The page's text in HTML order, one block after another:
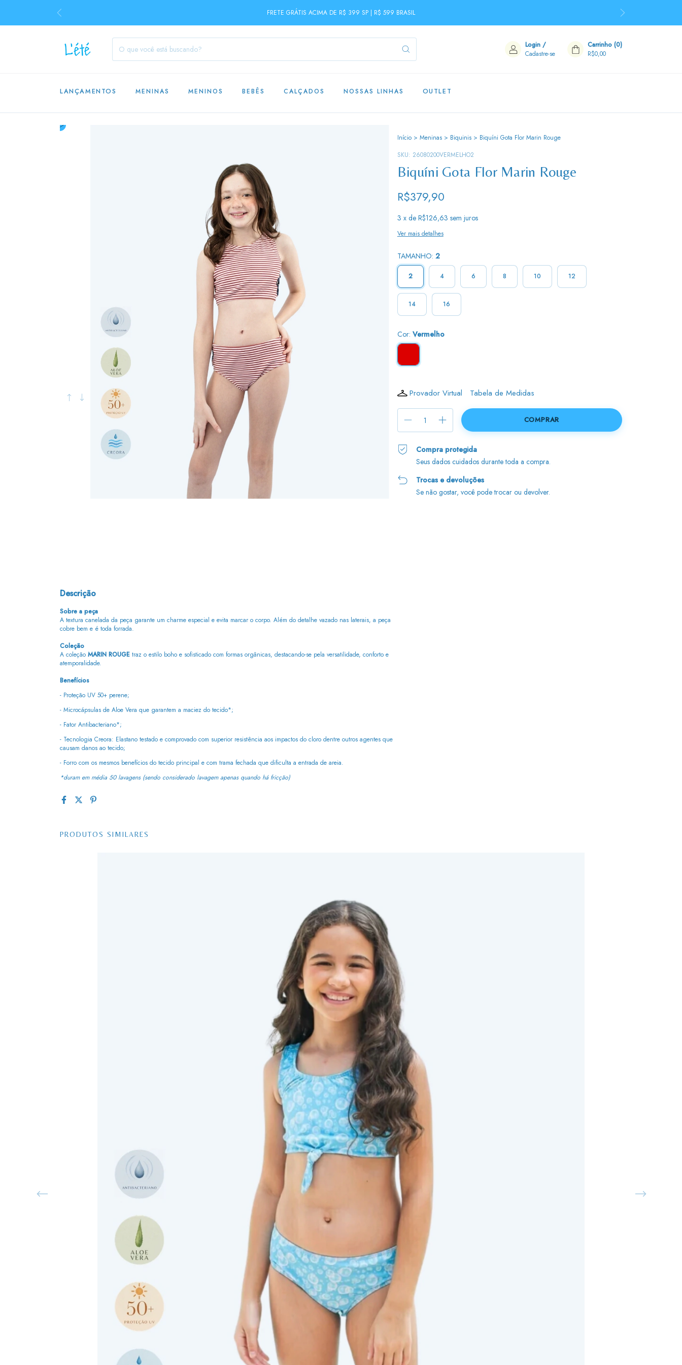
FRETE GRÁTIS ACIMA DE R$ 399 SP | R$ 599 BRASIL
Login /
Cadastre-se
Carrinho (0)
R$0,00
LANÇAMENTOS MENINAS MENINOS BEBÊS CALÇADOS NOSSAS LINHAS OUTLET
Início > Meninas > Biquinis > Biquíni Gota Flor Marin Rouge
SKU: 26080200VERMELHO2
Biquíni Gota Flor Marin Rouge
R$379,90
3 x de R$126,63 sem juros
Ver mais detalhes
TAMANHO: 2
2 4 6 8 10 12
14 16
Cor: Vermelho
Provador Virtual Tabela de Medidas
Compra protegida
Seus dados cuidados durante toda a compra.
Trocas e devoluções
Se não gostar, você pode trocar ou devolver.
Descrição
Sobre a peça
A textura canelada da peça garante um charme especial e evita marcar o corpo. Além do detalhe vazado nas laterais, a peça
cobre bem e é toda forrada.
Coleção
A coleção MARIN ROUGE traz o estilo boho e sofisticado com formas orgânicas, destacando-se pela versatilidade, conforto e
atemporalidade.
Benefícios
- Proteção UV 50+ perene;
- Microcápsulas de Aloe Vera que garantem a maciez do tecido*;
- Fator Antibacteriano*;
- Tecnologia Creora: Elastano testado e comprovado com superior resistência aos impactos do cloro dentre outros agentes que
causam danos ao tecido;
- Forro com os mesmos benefícios do tecido principal e com trama fechada que dificulta a entrada de areia.
*duram em média 50 lavagens (sendo considerado lavagem apenas quando há fricção)
PRODUTOS SIMILARES